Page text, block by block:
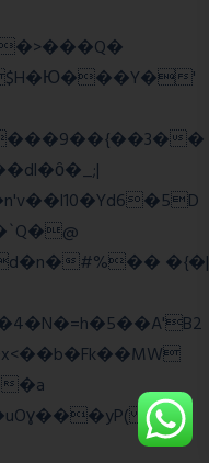
'
�
#%�� �{�|